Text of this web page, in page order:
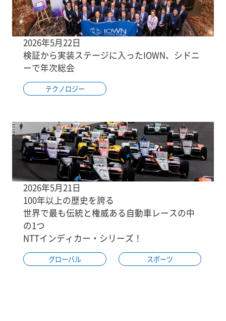
2026年5月22日
検証から実装ステージに入ったIOWN、シドニ
ーで年次総会
テクノロジー
2026年5月21日
100年以上の歴史を誇る
世界で最も伝統と権威ある自動車レースの中
の1つ
NTTインディカー・シリーズ！
グローバル スポーツ